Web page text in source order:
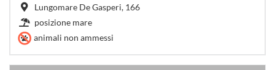
Lungomare De Gasperi, 166
posizione mare
animali non ammessi